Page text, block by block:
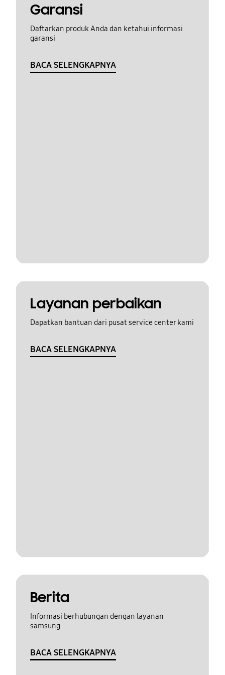
Garansi
Daftarkan produk Anda dan ketahui informasi
garansi
BACA SELENGKAPNYA
Layanan perbaikan
Dapatkan bantuan dari pusat service center kami
BACA SELENGKAPNYA
Berita
Informasi berhubungan dengan layanan
samsung
BACA SELENGKAPNYA